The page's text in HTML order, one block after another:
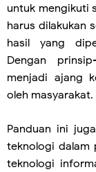
untuk mengikuti
harus dilakukan
hasil yang
Dengan
menjadi ajang
oleh masyarakat.
Panduan ini
teknologi dalam
teknologi